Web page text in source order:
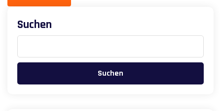
Suchen
Suchen